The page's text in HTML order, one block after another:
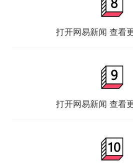
打开网易新闻 查看
打开网易新闻 查看